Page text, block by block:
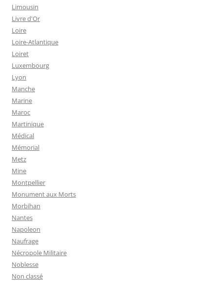
Limousin
Livre d'Or
Loire
Loire-Atlantique
Loiret
Luxembourg
Lyon
Manche
Marine
Maroc
Martinique
Médical
Mémorial
Metz
Mine
Montpellier
Monument aux Morts
Morbihan
Nantes
Napoleon
Naufrage
Nécropole Militaire
Noblesse
Non classé